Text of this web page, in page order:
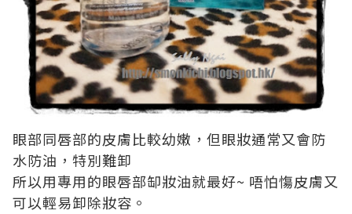
眼部同唇部的皮膚比較幼嫩，但眼妝通常又會防
水防油，特別難卸
所以用專用的眼唇部缷妝油就最好~ 唔怕慯皮膚又
可以輕易卸除妝容。